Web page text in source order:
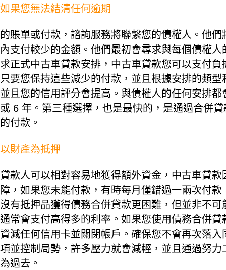
如果您無法結清任何逾期
的賬單或付款，諮詢服務將聯繫您的債權人。他
內支付較少的金額。他們最初會尋求與每個債權人
求正式中古車貸款安排，中古車貸款您可以支付
只要您保持這些減少的付款，並且根據安排的類
並且您的信用評分會提高。與債權人的任何安排
或 6 年。第三種選擇，也是最快的，是通過合併
的付款。
以財產為抵押
貸款人可以相對容易地獲得額外資金，中古車貸
障，如果您未能付款，有時每月僅錯過一兩次付
沒有抵押品獲得債務合併貸款更困難，但並非不
通常會支付高得多的利率。如果您使用債務合併
資減任何信用卡並關閉帳戶。確保您不會再次落入
項並控制局勢，許多壓力就會減輕，並且通過努
為過去。